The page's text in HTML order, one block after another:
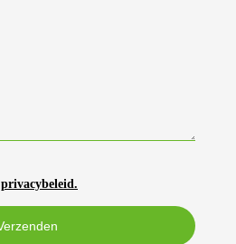
privacybeleid.